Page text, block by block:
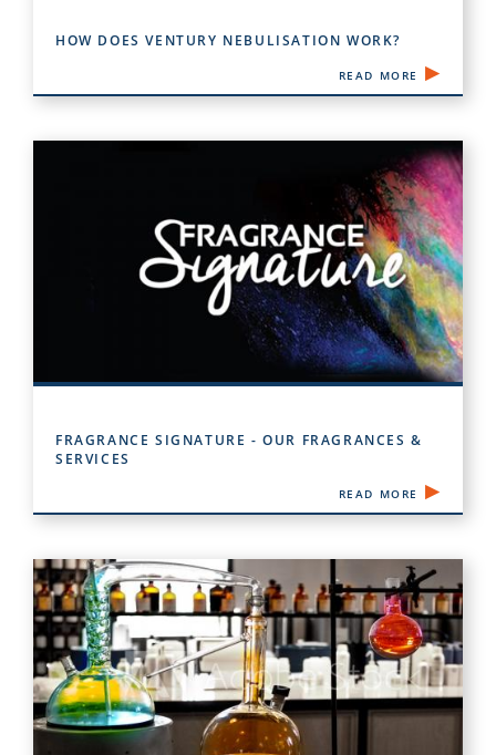
HOW DOES VENTURY NEBULISATION WORK?
READ MORE
FRAGRANCE SIGNATURE - OUR FRAGRANCES &
SERVICES
READ MORE